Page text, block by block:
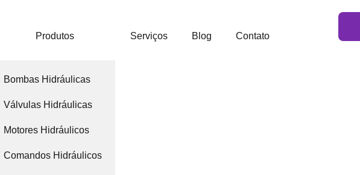
Produtos
Bombas Hidráulicas
Válvulas Hidráulicas
Motores Hidráulicos
Comandos Hidráulicos
Serviços Blog Contato